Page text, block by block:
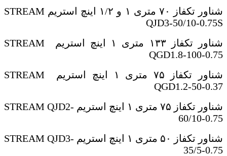
شناور تکفاز ۷۰ متری ۱ و ۱/۲ اینچ استریم
STREAM
QJD3-50/10-0.75S
شناور تکفاز ۱۳۳ متری ۱ اینچ استریم
STREAM
QGD1.8-100-0.75
شناور تکفاز ۷۵ متری ۱ اینچ استریم
STREAM
QGD1.2-50-0.37
شناور تکفاز ۷۵ متری ۱ اینچ استریم
STREAM QJD2-
60/10-0.75
شناور تکفاز ۵۰ متری ۱ اینچ استریم
STREAM QJD3-
35/5-0.75